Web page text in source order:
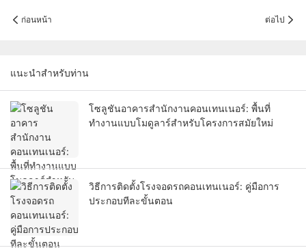
ก่อนหน้า ต่อไป
แนะนำสำหรับท่าน
โซลูชันอาคารสำนักงานคอนเทนเนอร์: พื้นที่
ทำงานแบบโมดูลาร์สำหรับโครงการสมัยใหม่
วิธีการติดตั้งโรงจอดรถคอนเทนเนอร์: คู่มือการ
ประกอบทีละขั้นตอน